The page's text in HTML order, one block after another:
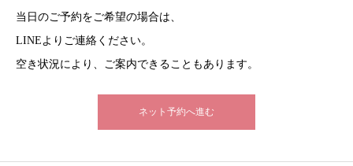
当日のご予約をご希望の場合は、
LINEよりご連絡ください。
空き状況により、ご案内できることもあります。
ネット予約へ進む